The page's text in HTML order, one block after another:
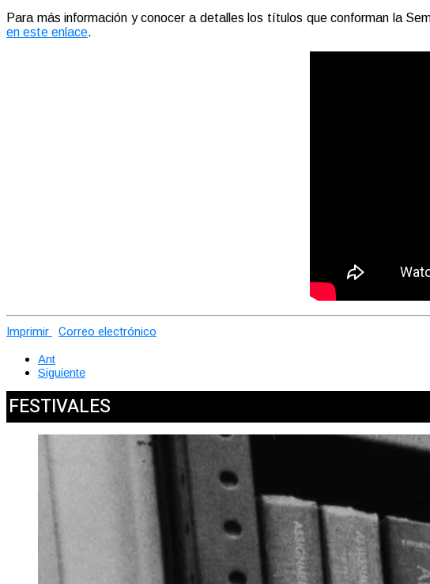
Para más información y conocer a detalles los títulos que conforman la
en este enlace.
Imprimir Correo electrónico
Ant
Siguiente
FESTIVALES